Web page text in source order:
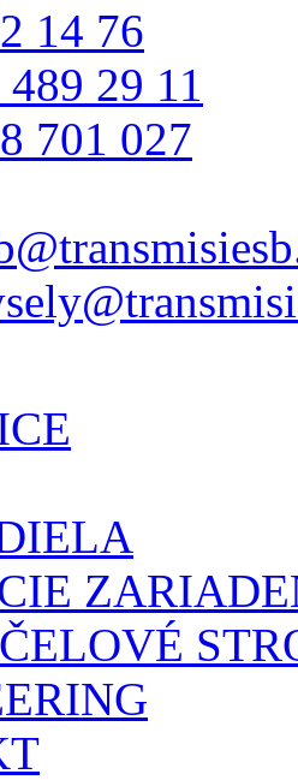
14 76
29 11
701 027